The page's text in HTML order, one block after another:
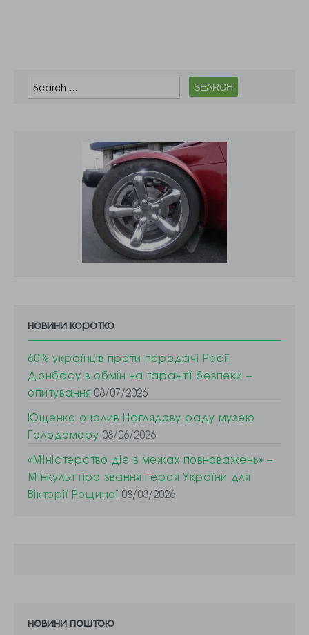
від Першої
сьогодення.
Організатори
виставки…
новини коротко
60% українців проти передачі Росії
Донбасу в обмін на гарантії безпеки –
опитування 08/07/2026
Ющенко очолив Наглядову раду музею
Голодомору 08/06/2026
«Міністерство діє в межах повноважень» –
Мінкульт про звання Героя України для
Вікторії Рощиної 08/03/2026
новини поштою